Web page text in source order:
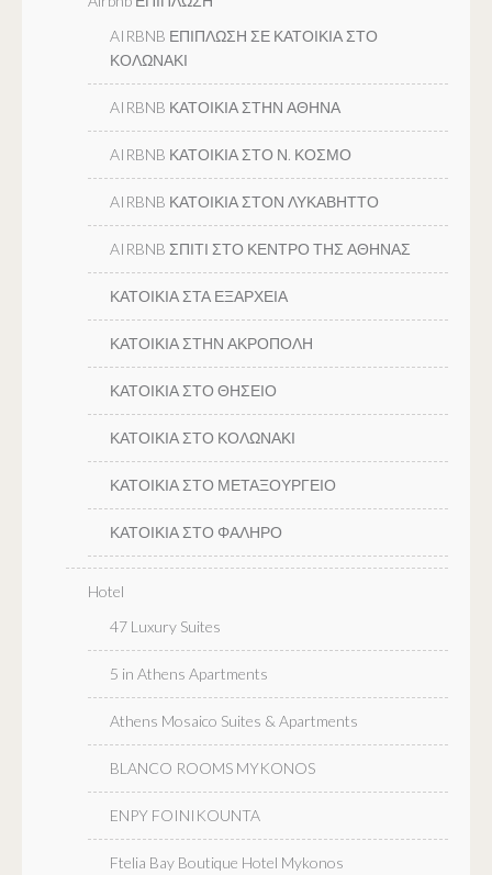
AIRBNB ΕΠΙΠΛΩΣΗ ΣΕ ΚΑΤΟΙΚΙΑ ΣΤΟ
ΚΟΛΩΝΑΚΙ
AIRBNB ΚΑΤΟΙΚΙΑ ΣΤΗΝ ΑΘΗΝΑ
AIRBNB ΚΑΤΟΙΚΙΑ ΣΤΟ Ν. ΚΟΣΜΟ
AIRBNB ΚΑΤΟΙΚΙΑ ΣΤΟΝ ΛΥΚΑΒΗΤΤΟ
AIRBNB ΣΠΙΤΙ ΣΤΟ ΚΕΝΤΡΟ ΤΗΣ ΑΘΗΝΑΣ
ΚΑΤΟΙΚΙΑ ΣΤΑ ΕΞΑΡΧΕΙΑ
ΚΑΤΟΙΚΙΑ ΣΤΗΝ ΑΚΡΟΠΟΛΗ
ΚΑΤΟΙΚΙΑ ΣΤΟ ΘΗΣΕΙΟ
ΚΑΤΟΙΚΙΑ ΣΤΟ ΚΟΛΩΝΑΚΙ
ΚΑΤΟΙΚΙΑ ΣΤΟ ΜΕΤΑΞΟΥΡΓΕΙΟ
ΚΑΤΟΙΚΙΑ ΣΤΟ ΦΑΛΗΡΟ
Hotel
47 Luxury Suites
5 in Athens Apartments
Athens Mosaico Suites & Apartments
BLANCO ROOMS MYKONOS
ENPY FOINIKOUNTA
Ftelia Bay Boutique Hotel Mykonos